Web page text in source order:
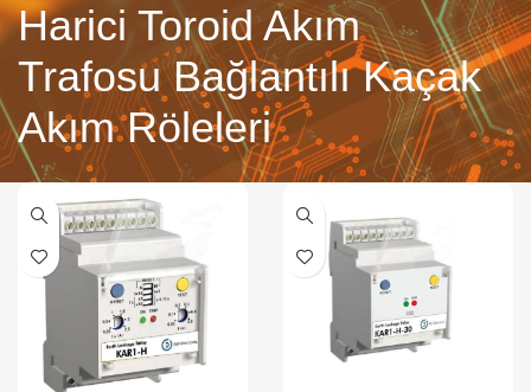
Harici Toroid Akım
Trafosu Bağlantılı Kaçak
Akım Röleleri